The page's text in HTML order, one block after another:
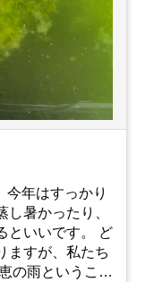
今年はすっかり
暑かったり、
といいです。 ど
ますが、私たち
の雨というこば